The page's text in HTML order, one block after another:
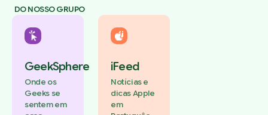
DO NOSSO GRUPO
GeekSphere
Onde os
Geeks se
sentem em
iFeed
Notícias e
dicas Apple
em